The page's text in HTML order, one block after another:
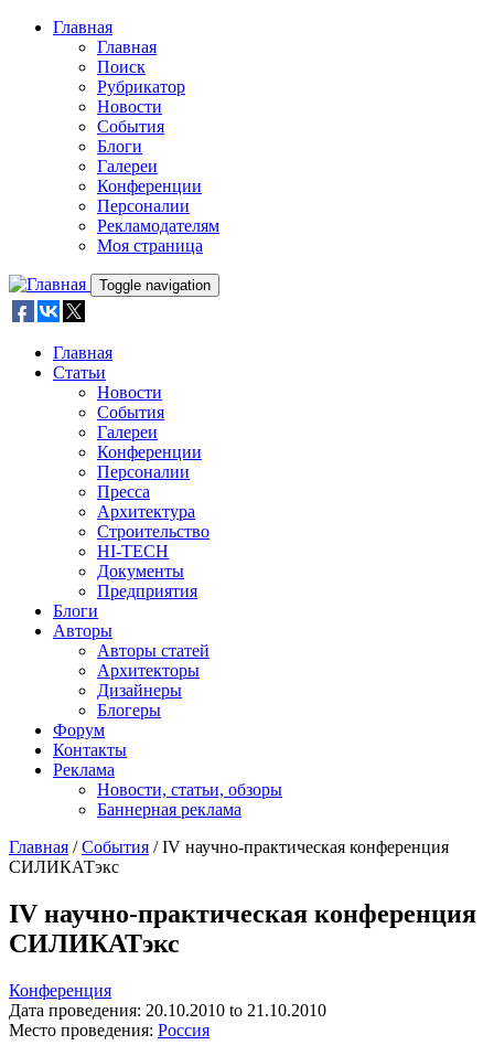
Skip to main content
Главная
Главная
Поиск
Рубрикатор
Новости
События
Блоги
Галереи
Конференции
Персоналии
Рекламодателям
Моя страница
Toggle navigation
Главная
Статьи
Новости
События
Галереи
Конференции
Персоналии
Пресса
Архитектура
Строительство
HI-TECH
Документы
Предприятия
Блоги
Авторы
Авторы статей
Архитекторы
Дизайнеры
Блогеры
Форум
Контакты
Реклама
Новости, статьи, обзоры
Баннерная реклама
You are here
Главная / События / IV научно-практическая конференция
СИЛИКАТэкс
IV научно-практическая конференция
СИЛИКАТэкс
Конференция
Дата проведения: 20.10.2010 to 21.10.2010
Место проведения: Россия